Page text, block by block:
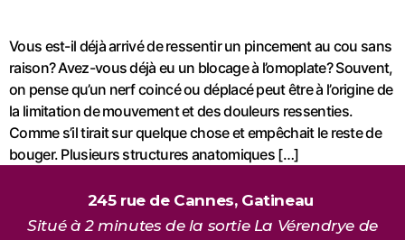
Vous est-il déjà arrivé de ressentir un pincement au cou sans
raison? Avez-vous déjà eu un blocage à l’omoplate? Souvent,
on pense qu’un nerf coincé ou déplacé peut être à l’origine de
la limitation de mouvement et des douleurs ressenties.
Comme s’il tirait sur quelque chose et empêchait le reste de
bouger. Plusieurs structures anatomiques […]
245 rue de Cannes, Gatineau
Situé à 2 minutes de la sortie La Vérendrye de